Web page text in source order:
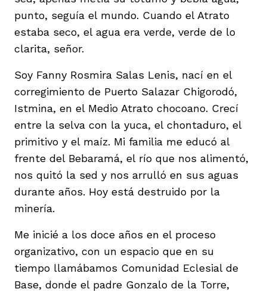
punto, seguía el mundo. Cuando el Atrato
estaba seco, el agua era verde, verde de lo
clarita, señor.
Soy Fanny Rosmira Salas Lenis, nací en el
corregimiento de Puerto Salazar Chigorodó,
Istmina, en el Medio Atrato chocoano. Crecí
entre la selva con la yuca, el chontaduro, el
primitivo y el maíz. Mi familia me educó al
frente del Bebaramá, el río que nos alimentó,
nos quitó la sed y nos arrulló en sus aguas
durante años. Hoy está destruido por la
minería.
Me inicié a los doce años en el proceso
organizativo, con un espacio que en su
tiempo llamábamos Comunidad Eclesial de
Base, donde el padre Gonzalo de la Torre,